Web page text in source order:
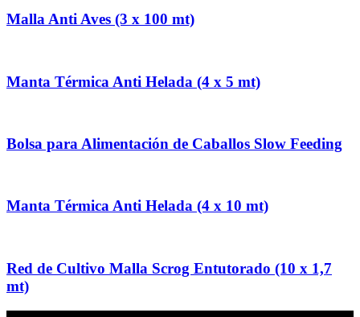
Malla Anti Aves (3 x 100 mt)
Manta Térmica Anti Helada (4 x 5 mt)
Bolsa para Alimentación de Caballos Slow Feeding
Manta Térmica Anti Helada (4 x 10 mt)
Red de Cultivo Malla Scrog Entutorado (10 x 1,7
mt)